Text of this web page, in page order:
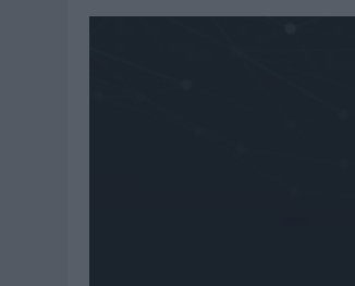
LOPESAN HOTELS &
LUIS ARQUILLOS (BURGO DE
‘EL PARAÍSO MÁS CERCA’,
‘LA ÚNICA CERVEZA DEL